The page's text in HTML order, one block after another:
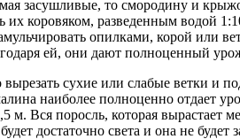
засушливые, то смородину и
их коровяком, разведенным водой
опилками, корой или
ей, они дают полноценный
сухие или слабые ветки и
наиболее полноценно отдает
м. Вся поросль, которая вырастает
достаточно света и она не будет